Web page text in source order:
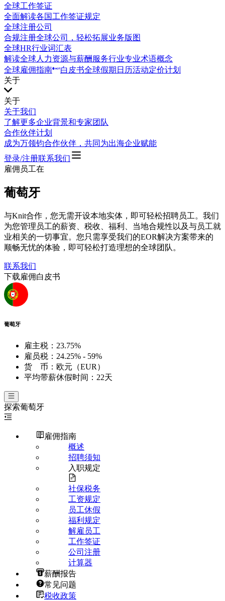
全球工作签证
全面解读各国工作签证规定
全球注册公司
合规注册全球公司，轻松拓展业务版图
全球HR行业词汇表
解读全球人力资源与薪酬服务行业专业术语概念
全球雇佣指南
白皮书全球假期日历活动定价计划
关于
关于
关于我们
了解更多企业背景和专家团队
合作伙伴计划
成为万领钧合作伙伴，共同为出海企业赋能
登录/注册联系我们
雇佣员工在
葡萄牙
与Knit合作，您无需开设本地实体，即可轻松招聘员工。我们
为您管理员工的薪资、税收、福利、当地合规性以及与员工就
业相关的一切事宜。您只需享受我们的EOR解决方案带来的
顺畅无忧的体验，即可轻松打造理想的全球团队。
联系我们
下载雇佣白皮书
葡萄牙
雇主税： 23.75%
雇员税： 24.25% - 59%
货 币： 欧元（EUR）
平均带薪休假时间： 22天
探索葡萄牙
雇佣指南
概述
招聘须知
入职规定
社保税务
工资规定
员工休假
福利规定
解雇员工
工作签证
公司注册
计算器
薪酬报告
常见问题
税收政策